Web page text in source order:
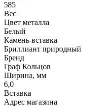
585
Вес
Цвет металла
Белый
Камень-вставка
Бриллиант природный
Бренд
Граф Кольцов
Ширина, мм
6,0
Вcтавка
Адрес магазина